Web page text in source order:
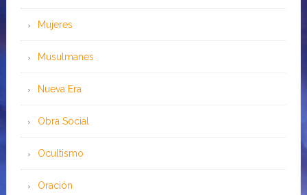
Mujeres
Musulmanes
Nueva Era
Obra Social
Ocultismo
Oración